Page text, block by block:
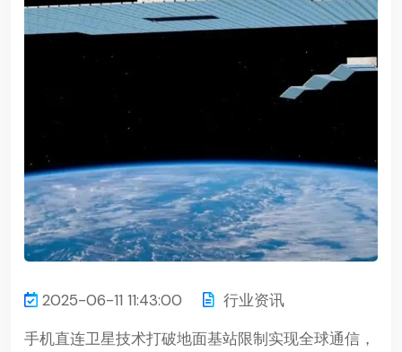
2025-06-11 11:43:00
行业资讯
手机直连卫星技术打破地面基站限制实现全球通信，